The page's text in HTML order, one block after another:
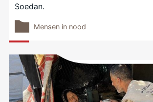
Soedan.
Mensen in nood